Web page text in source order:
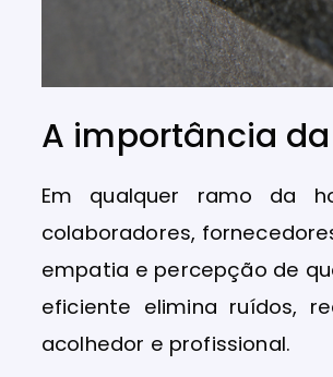
A importância
Em qualquer ramo da
colaboradores,
empatia e percepção de
eficiente elimina ruídos,
acolhedor e profissional.